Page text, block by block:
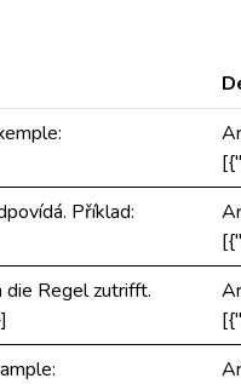
Příklad:
die Regel zutrifft.